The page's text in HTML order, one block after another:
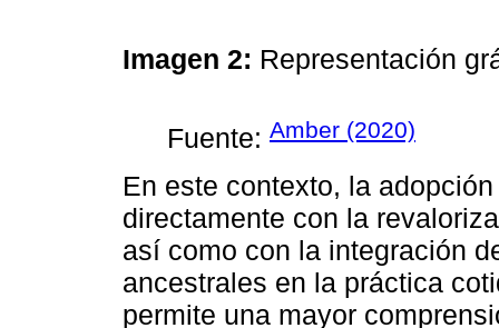
Imagen 2: Representación
Fuente: Amber (2020)
En este contexto, la
directamente con la
así como con la integración
ancestrales en la práctica
permite una mayor